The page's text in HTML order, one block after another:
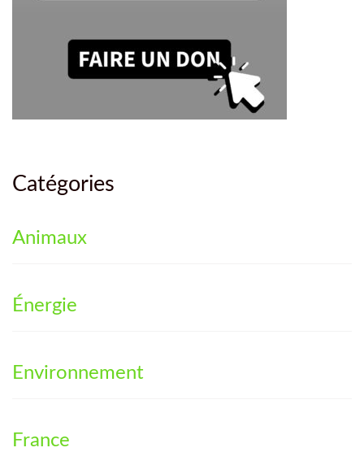
Catégories
Animaux
Énergie
Environnement
France